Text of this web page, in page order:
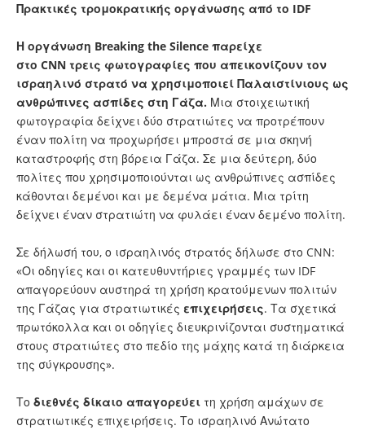
Πρακτικές τρομοκρατικής οργάνωσης από το IDF
Η οργάνωση Breaking the Silence παρείχε
στο CNN τρεις φωτογραφίες που απεικονίζουν τον
ισραηλινό στρατό να χρησιμοποιεί Παλαιστίνιους ως
ανθρώπινες ασπίδες στη Γάζα. Μια στοιχειωτική
φωτογραφία δείχνει δύο στρατιώτες να προτρέπουν
έναν πολίτη να προχωρήσει μπροστά σε μια σκηνή
καταστροφής στη βόρεια Γάζα. Σε μια δεύτερη, δύο
πολίτες που χρησιμοποιούνται ως ανθρώπινες ασπίδες
κάθονται δεμένοι και με δεμένα μάτια. Μια τρίτη
δείχνει έναν στρατιώτη να φυλάει έναν δεμένο πολίτη.
Σε δήλωσή του, ο ισραηλινός στρατός δήλωσε στο CNN:
«Οι οδηγίες και οι κατευθυντήριες γραμμές των IDF
απαγορεύουν αυστηρά τη χρήση κρατούμενων πολιτών
της Γάζας για στρατιωτικές επιχειρήσεις. Τα σχετικά
πρωτόκολλα και οι οδηγίες διευκρινίζονται συστηματικά
στους στρατιώτες στο πεδίο της μάχης κατά τη διάρκεια
της σύγκρουσης».
Το διεθνές δίκαιο απαγορεύει τη χρήση αμάχων σε
στρατιωτικές επιχειρήσεις. Το ισραηλινό Ανώτατο